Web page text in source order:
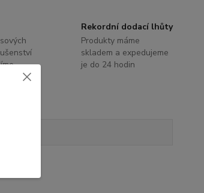
Rekordní dodací lhůty
Produkty máme
skladem a expedujeme
je do 24 hodin